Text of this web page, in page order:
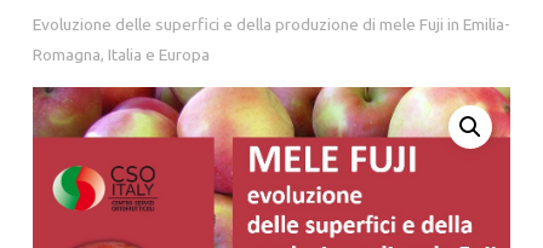
Evoluzione delle superfici e della produzione di mele Fuji in Emilia-
Romagna, Italia e Europa